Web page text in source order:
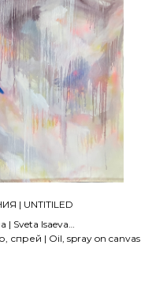
| UNTITILED
| Sveta Isaeva
спрей | Oil, spray on canvas